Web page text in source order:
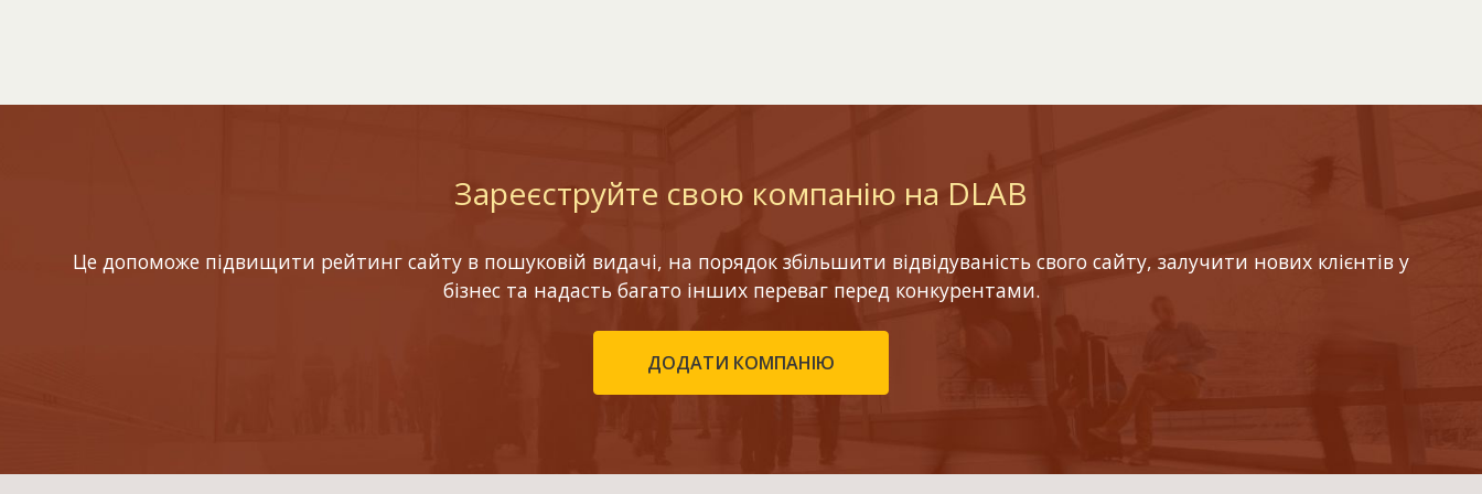
Зареєструйте свою компанію на DLAB
Це допоможе підвищити рейтинг сайту в пошуковій видачі, на порядок збільшити відвідуваність свого сайту, залучити нових клієнтів у
бізнес та надасть багато інших переваг перед конкурентами.
ДОДАТИ КОМПАНІЮ